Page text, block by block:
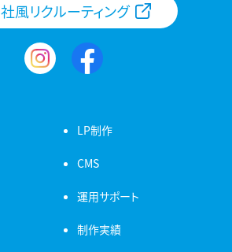
社風リクルーティング
LP制作
CMS
運用サポート
制作実績